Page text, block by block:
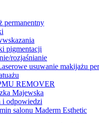
permanentny
pigmentacji
rozjaśnianie
usuwanie makijażu
REMOVER
Majewska
i odpowiedzi
salonu Maderm Esthetic